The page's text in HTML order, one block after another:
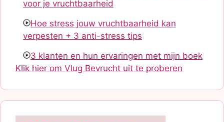
voor je vruchtbaarheid
Hoe stress jouw vruchtbaarheid kan
verpesten + 3 anti-stress tips
3 klanten en hun ervaringen met mijn boek
Klik hier om Vlug Bevrucht uit te proberen